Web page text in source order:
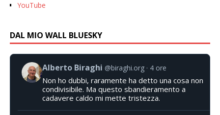
YouTube
DAL MIO WALL BLUESKY
Alberto Biraghi @biraghi.org 4 ore
Non ho dubbi, raramente ha detto una cosa non
condivisibile. Ma questo sbandieramento a
cadavere caldo mi mette tristezza.